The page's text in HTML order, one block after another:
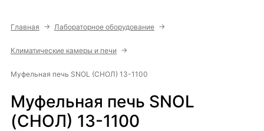
Главная → Лабораторное оборудование →
Климатические камеры и печи →
Муфельная печь SNOL (СНОЛ) 13-1100
Муфельная печь SNOL
(СНОЛ) 13-1100